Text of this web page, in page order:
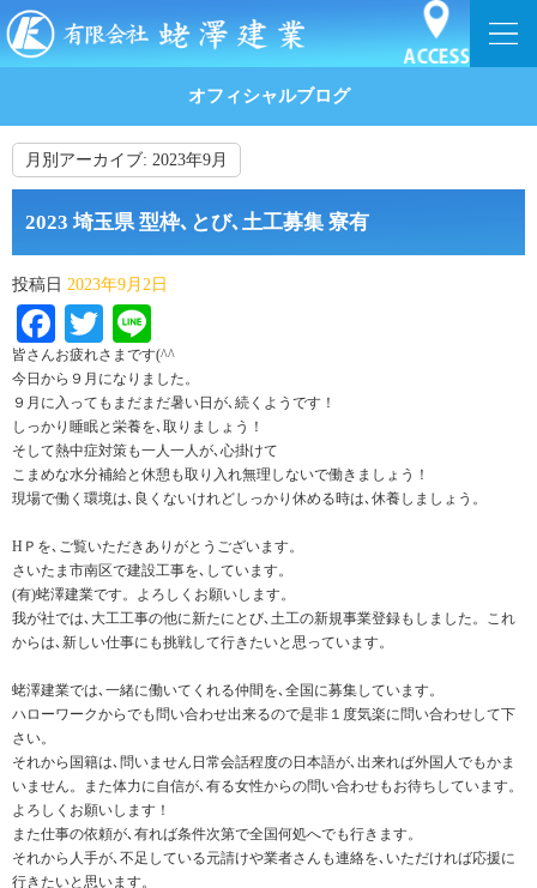
オフィシャルブログ
月別アーカイブ: 2023年9月
2023 埼玉県 型枠､とび､土工募集 寮有
投稿日 2023年9月2日
Facebook
Twitter
皆さんお疲れさまです(^^ゞ
今日から９月になりました。
９月に入ってもまだまだ暑い日が､続くようです！
しっかり睡眠と栄養を､取りましょう！
そして熱中症対策も一人一人が､心掛けて
こまめな水分補給と休憩も取り入れ無理しないで働きましょう！
現場で働く環境は､良くないけれどしっかり休める時は､休養しましょう。
HＰを､ご覧いただきありがとうございます。
さいたま市南区で建設工事を､しています。
(有)蛯澤建業です。よろしくお願いします。
我が社では､大工工事の他に新たにとび､土工の新規事業登録もしました。これ
からは､新しい仕事にも挑戦して行きたいと思っています。
蛯澤建業では､一緒に働いてくれる仲間を､全国に募集しています。
ハローワークからでも問い合わせ出来るので是非１度気楽に問い合わせして下
さい。
それから国籍は､問いません日常会話程度の日本語が､出来れば外国人でもかま
いません。また体力に自信が､有る女性からの問い合わせもお待ちしています。
よろしくお願いします！
また仕事の依頼が､有れば条件次第で全国何処へでも行きます。
それから人手が､不足している元請けや業者さんも連絡を､いただければ応援に
行きたいと思います。